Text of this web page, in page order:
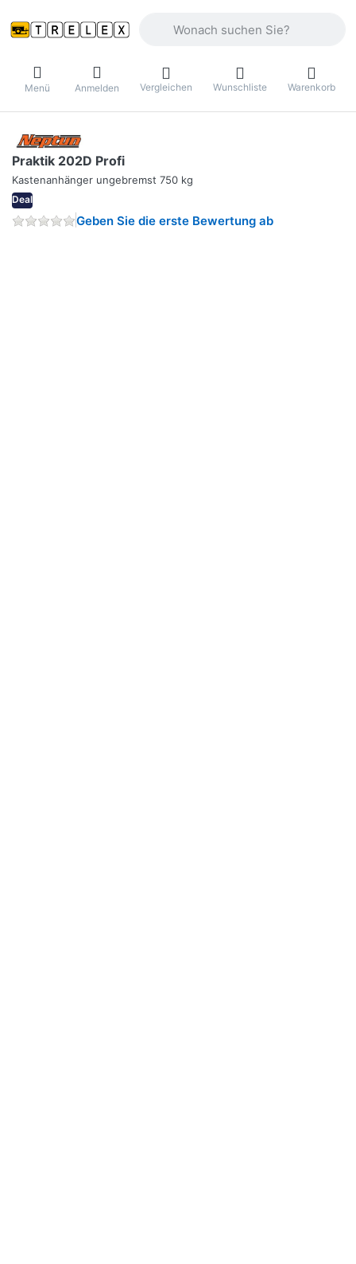
Menü Anmelden Vergleichen Wunschliste Warenkorb
Praktik 202D Profi
Kastenanhänger ungebremst 750 kg
Deal
Geben Sie die erste Bewertung ab